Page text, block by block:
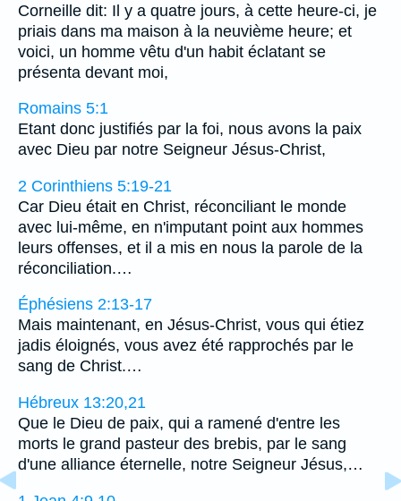
Corneille dit: Il y a quatre jours, à cette heure-ci, je
priais dans ma maison à la neuvième heure; et
voici, un homme vêtu d'un habit éclatant se
présenta devant moi,
Romains 5:1
Etant donc justifiés par la foi, nous avons la paix
avec Dieu par notre Seigneur Jésus-Christ,
2 Corinthiens 5:19-21
Car Dieu était en Christ, réconciliant le monde
avec lui-même, en n'imputant point aux hommes
leurs offenses, et il a mis en nous la parole de la
réconciliation.…
Éphésiens 2:13-17
Mais maintenant, en Jésus-Christ, vous qui étiez
jadis éloignés, vous avez été rapprochés par le
sang de Christ.…
Hébreux 13:20,21
Que le Dieu de paix, qui a ramené d'entre les
morts le grand pasteur des brebis, par le sang
d'une alliance éternelle, notre Seigneur Jésus,…